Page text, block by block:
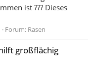
ist ??? Dieses
Forum: Rasen
großflächig